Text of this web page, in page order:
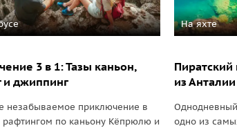
3 в 1: Тазы каньон,
и джиппинг
незабываемое приключение в
рафтингом по каньону Кёпрюлю и
На яхте
Пиратский
из Анталии
одно из